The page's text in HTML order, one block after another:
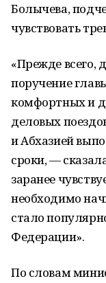
Болычева,
чувствовать
«Прежде всего,
поручение
комфортных и
деловых
и Абхазией
сроки, —
заранее
необходимо
стало
Федерации».
По словам